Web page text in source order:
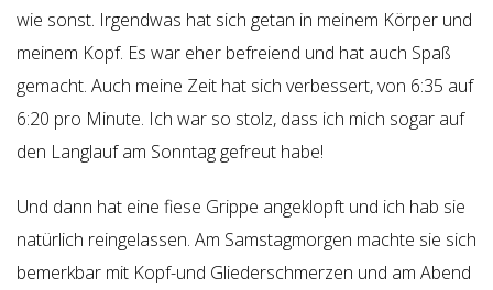
wie sonst. Irgendwas hat sich getan in meinem Körper und
meinem Kopf. Es war eher befreiend und hat auch Spaß
gemacht. Auch meine Zeit hat sich verbessert, von 6:35 auf
6:20 pro Minute. Ich war so stolz, dass ich mich sogar auf
den Langlauf am Sonntag gefreut habe!
Und dann hat eine fiese Grippe angeklopft und ich hab sie
natürlich reingelassen. Am Samstagmorgen machte sie sich
bemerkbar mit Kopf-und Gliederschmerzen und am Abend